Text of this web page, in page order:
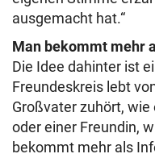
ausgemacht hat.“
Man bekommt mehr
Die Idee dahinter ist
Freundeskreis lebt
Großvater zuhört,
oder einer Freundin,
bekommt mehr als